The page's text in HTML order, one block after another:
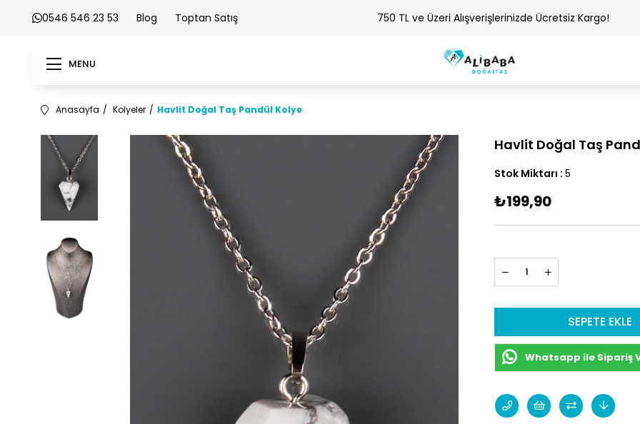
0546 546 23 53 Blog Toptan Satış 750 TL ve Üzeri Alışverişlerinizde Ücretsiz Kargo!
MENU
Anasayfa Kolyeler Havlit Doğal Taş Pandül Kolye
Havlit Doğal Taş
Stok Miktarı : 5
₺199,90
Whatsapp ile Sipariş